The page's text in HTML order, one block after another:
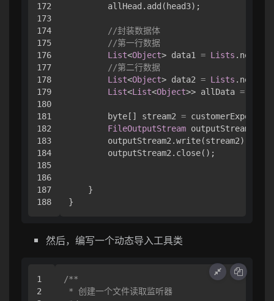
172
173
174
175
176
177
178
179
180
181
182
183
184
185
186
187
        allHead.add(head3);
//封装数据体
//第一行数据
List<Object> data1 = Lists
//第二行数据
List<Object> data2 = Lists
List<List<Object>> allData =
        byte[] stream2
=
FileOutputStream outputStream2
        outputStream2.write(stream2);
        outputStream2.close();
    }
}
然后，编写一个动态导入工具类
1
2
/**
* 创建一个文件读取监听器